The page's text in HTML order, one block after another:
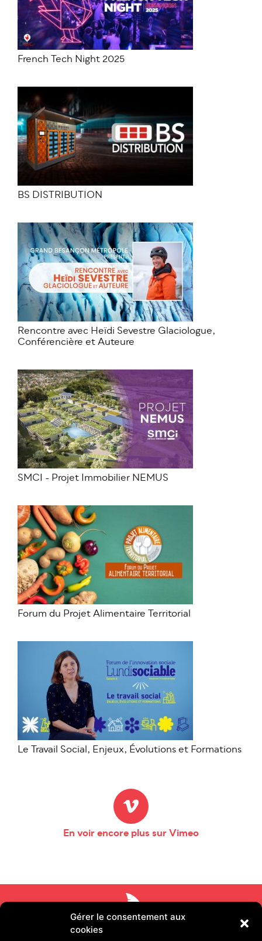
Gérer le consentement aux
cookies
French Tech Night 2025
BS DISTRIBUTION
Rencontre avec Heïdi Sevestre Glaciologue,
Conférencière et Auteure
SMCI - Projet Immobilier NEMUS
Forum du Projet Alimentaire Territorial
Le Travail Social, Enjeux, Évolutions et Formations
En voir encore plus sur Vimeo